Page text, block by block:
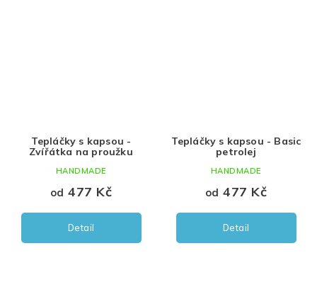
Tepláčky s kapsou -
Zvířátka na proužku
od 477 Kč
Detail
HANDMADE
Tepláčky s kapsou - Basic
petrolej
od 477 Kč
Detail
HANDMADE